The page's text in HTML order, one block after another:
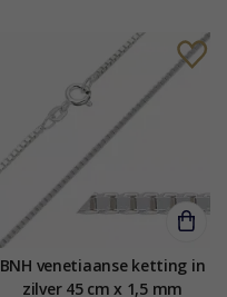
BNH venetiaanse ketting in
zilver 45 cm x 1,5 mm